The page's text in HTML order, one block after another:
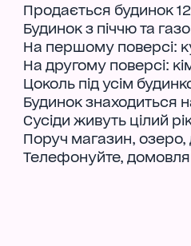
Продається будинок
Будинок з піччю та
На першому поверсі:
На другому поверсі:
Цоколь під усім
Будинок знаходиться
Сусіди живуть цілий
Поруч магазин, озеро,
Телефонуйте,